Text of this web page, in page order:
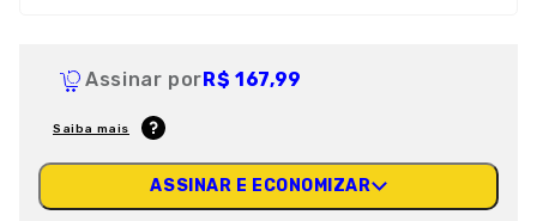
Assinar porR$ 167,99
Saiba mais
ASSINAR E ECONOMIZAR